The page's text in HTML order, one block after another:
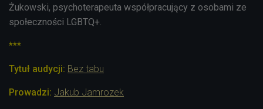
Żukowski, psychoterapeuta współpracujący z osobami ze
społeczności LGBTQ+.
***
Tytuł audycji: Bez tabu
Prowadzi: Jakub Jamrozek